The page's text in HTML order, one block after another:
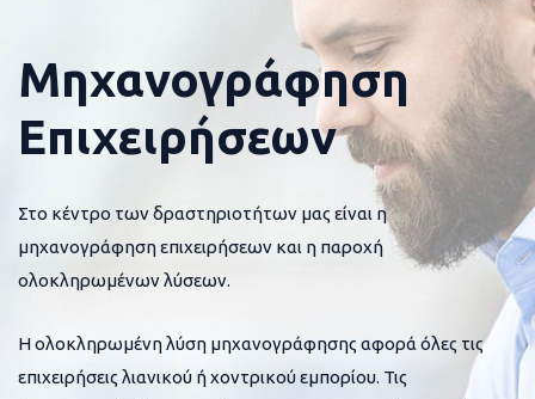
Μηχανογράφηση
Επιχειρήσεων
Στο κέντρο των δραστηριοτήτων μας είναι η
μηχανογράφηση επιχειρήσεων και η παροχή
ολοκληρωμένων λύσεων.
Η ολοκληρωμένη λύση μηχανογράφησης αφορά όλες τις
επιχειρήσεις λιανικού ή χοντρικού εμπορίου. Τις